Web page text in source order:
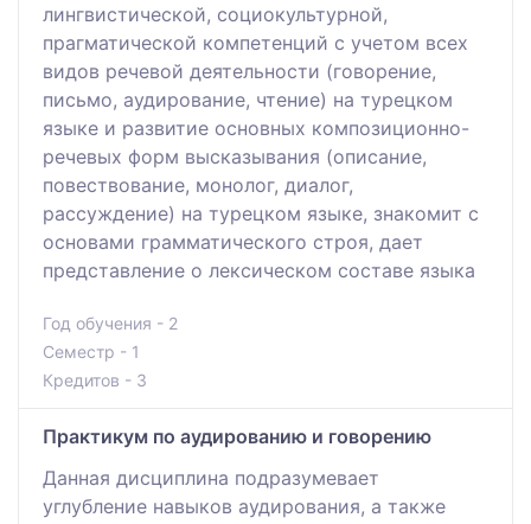
лингвистической, социокультурной,
прагматической компетенций с учетом всех
видов речевой деятельности (говорение,
письмо, аудирование, чтение) на турецком
языке и развитие основных композиционно-
речевых форм высказывания (описание,
повествование, монолог, диалог,
рассуждение) на турецком языке, знакомит с
основами грамматического строя, дает
представление о лексическом составе языка
Год обучения - 2
Семестр - 1
Кредитов - 3
Практикум по аудированию и говорению
Данная дисциплина подразумевает
углубление навыков аудирования, а также